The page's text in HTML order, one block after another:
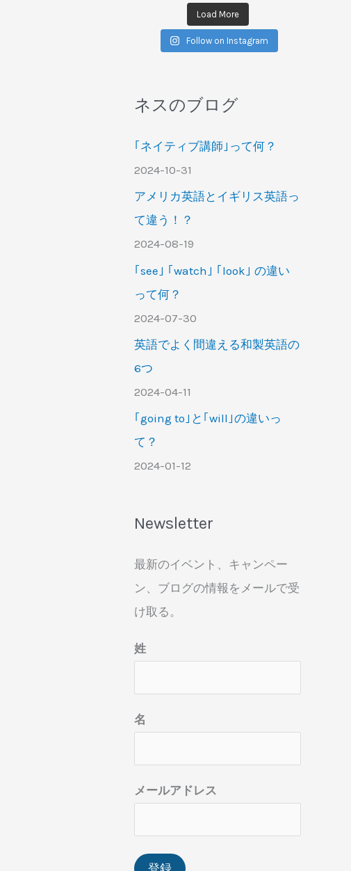
Load More
Follow on Instagram
ネスのブログ
｢ネイティブ講師｣って何？
2024-10-31
アメリカ英語とイギリス英語っ
て違う！？
2024-08-19
｢see｣ ｢watch｣ ｢look｣ の違い
って何？
2024-07-30
英語でよく間違える和製英語の
6つ
2024-04-11
｢going to｣と｢will｣の違いっ
て？
2024-01-12
Newsletter
最新のイベント、キャンペー
ン、ブログの情報をメールで受
け取る。
姓
名
メールアドレス